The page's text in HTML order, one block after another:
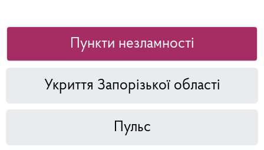
Пункти незламності
Укриття Запорізької області
Пульс